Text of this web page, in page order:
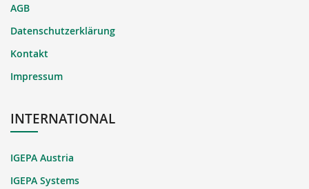
AGB
Datenschutzerklärung
Kontakt
Impressum
INTERNATIONAL
IGEPA Austria
IGEPA Systems